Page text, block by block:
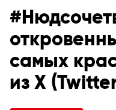
самых
из X